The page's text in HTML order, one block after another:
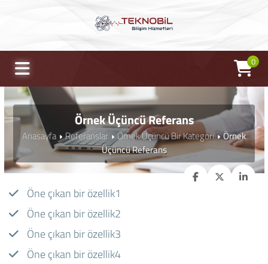
0
Örnek Üçüncü Referans
Anasayfa Referanslar Örnek Üçüncü Bir Kategori
Örnek
Üçüncü Referans
Öne çıkan bir özellik1
Öne çıkan bir özellik2
Öne çıkan bir özellik3
Öne çıkan bir özellik4